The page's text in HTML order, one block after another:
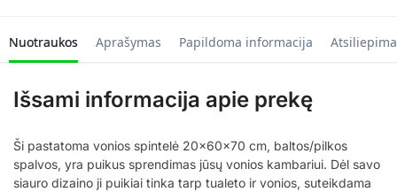
Nuotraukos Aprašymas Papildoma informacija
Išsami informacija apie prekę
Ši pastatoma vonios spintelė 20x60x70 cm, baltos/pilkos
spalvos, yra puikus sprendimas jūsų vonios kambariui. Dėl savo
siauro dizaino ji puikiai tinka tarp tualeto ir vonios, suteikdama